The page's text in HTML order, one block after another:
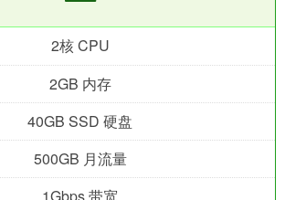
2核 CPU
2GB 内存
40GB SSD 硬盘
500GB 月流量
1Gbps 带宽